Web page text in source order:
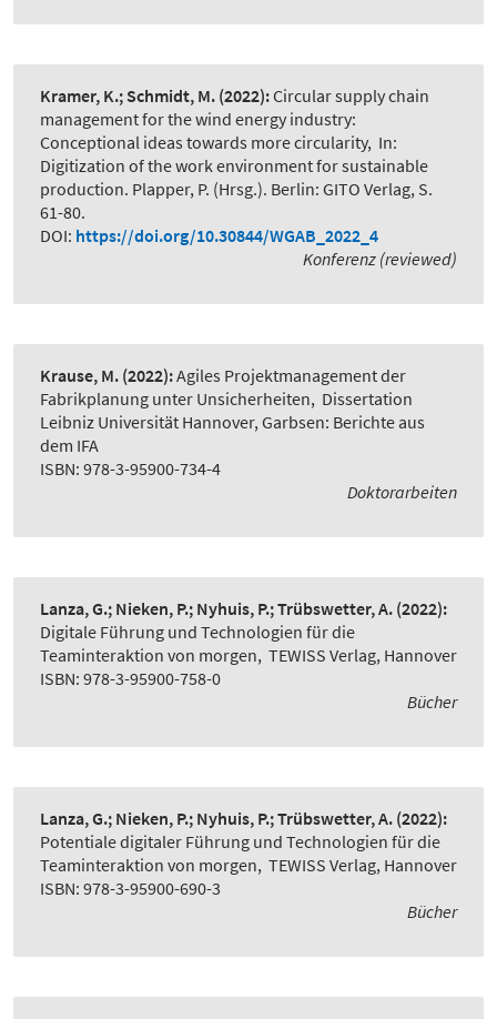
Kramer, K.; Schmidt, M. (2022):Circular supply chain
management for the wind energy industry:
Conceptional ideas towards more circularity, In:
Digitization of the work environment for sustainable
production. Plapper, P. (Hrsg.). Berlin: GITO Verlag, S.
61-80.
DOI: https://doi.org/10.30844/WGAB_2022_4
Konferenz (reviewed)
Krause, M. (2022):Agiles Projektmanagement der
Fabrikplanung unter Unsicherheiten, Dissertation
Leibniz Universität Hannover, Garbsen: Berichte aus
dem IFA
ISBN: 978-3-95900-734-4
Doktorarbeiten
Lanza, G.; Nieken, P.; Nyhuis, P.; Trübswetter, A. (2022):
Digitale Führung und Technologien für die
Teaminteraktion von morgen, TEWISS Verlag, Hannover
ISBN: 978-3-95900-758-0
Bücher
Lanza, G.; Nieken, P.; Nyhuis, P.; Trübswetter, A. (2022):
Potentiale digitaler Führung und Technologien für die
Teaminteraktion von morgen, TEWISS Verlag, Hannover
ISBN: 978-3-95900-690-3
Bücher